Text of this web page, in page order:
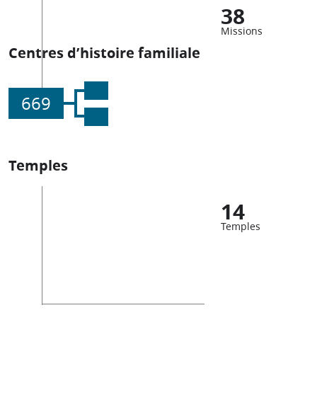
38
Missions
Centres d’histoire familiale
669
Temples
14
Temples